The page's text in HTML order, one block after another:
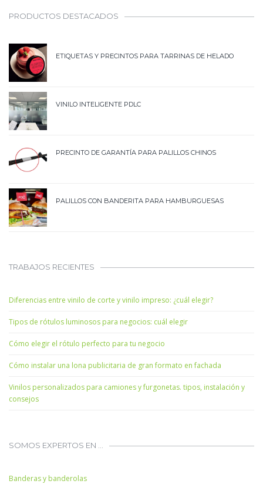
PRODUCTOS DESTACADOS
ETIQUETAS Y PRECINTOS PARA TARRINAS DE HELADO
VINILO INTELIGENTE PDLC
PRECINTO DE GARANTÍA PARA PALILLOS CHINOS
PALILLOS CON BANDERITA PARA HAMBURGUESAS
TRABAJOS RECIENTES
Diferencias entre vinilo de corte y vinilo impreso: ¿cuál elegir?
Tipos de rótulos luminosos para negocios: cuál elegir
Cómo elegir el rótulo perfecto para tu negocio
Cómo instalar una lona publicitaria de gran formato en fachada
Vinilos personalizados para camiones y furgonetas. tipos, instalación y
consejos
SOMOS EXPERTOS EN …
Banderas y banderolas